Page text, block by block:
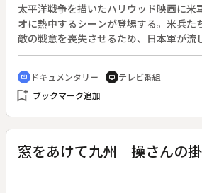
太平洋戦争を描いたハリウッド映画に米
オに熱中するシーンが登場する。米兵た
敵の戦意を喪失させるため、日本軍が流
外にも美しい声で語りかける女性ディス
ちに熱狂的に支持され、いつしか「東京
うになる。◆終戦後、「東京ローズ」の
人記者達。そこで浮上したのがロサンゼ
４１年、叔母を見舞うため、両親の祖国
ってきた。しかしその直後に太平洋戦争
失い、滞在費捻出のため職を得たラジオ
cinematic_blur ドキュメンタリー tv テレビ番組
bookmark_add ブックマーク追加
窓をあけて九州 操さんの